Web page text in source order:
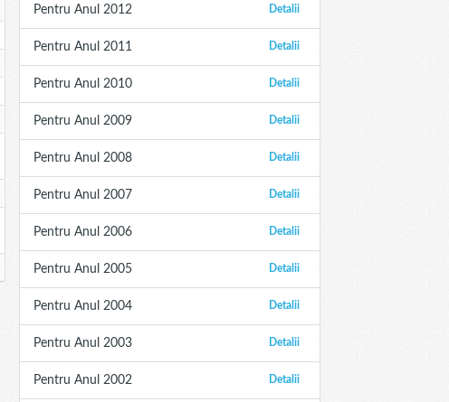
Detalii
Pentru Anul 2012
Detalii
Pentru Anul 2011
Detalii
Pentru Anul 2010
Detalii
Pentru Anul 2009
Detalii
Pentru Anul 2008
Detalii
Pentru Anul 2007
Detalii
Pentru Anul 2006
Detalii
Pentru Anul 2005
Detalii
Pentru Anul 2004
Detalii
Pentru Anul 2003
Detalii
Pentru Anul 2002